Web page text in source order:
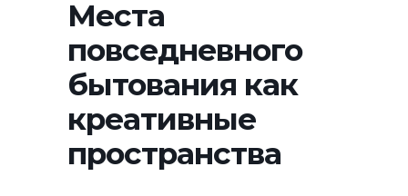
Места
повседневного
бытования как
креативные
пространства